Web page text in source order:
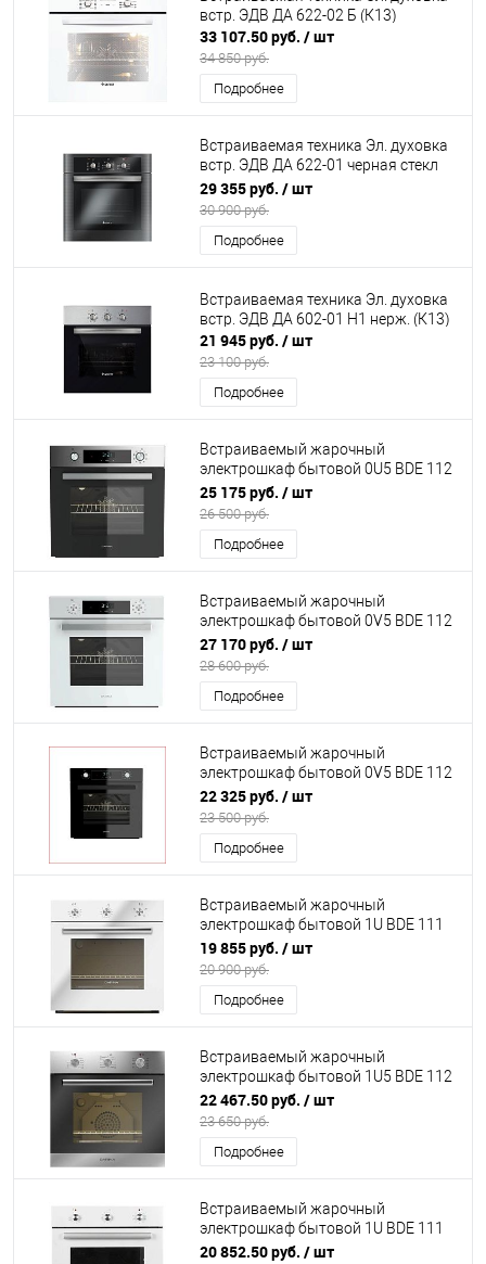
встр. ЭДВ ДА 622-02 Б (К13)
33 107.50 руб. / шт
34 850 руб.
Подробнее
Встраиваемая техника Эл. духовка
встр. ЭДВ ДА 622-01 черная стекл
фас.(К13)
29 355 руб. / шт
30 900 руб.
Подробнее
Встраиваемая техника Эл. духовка
встр. ЭДВ ДА 602-01 Н1 нерж. (К13)
21 945 руб. / шт
23 100 руб.
Подробнее
Встраиваемый жарочный
электрошкаф бытовой 0U5 BDE 112
708 X1 DARINA (К15)
25 175 руб. / шт
26 500 руб.
Подробнее
Встраиваемый жарочный
электрошкаф бытовой 0V5 BDE 112
708 W1 DARINA (К15)
27 170 руб. / шт
28 600 руб.
Подробнее
Встраиваемый жарочный
электрошкаф бытовой 0V5 BDE 112
708 B1 DARINA (К15)
22 325 руб. / шт
23 500 руб.
Подробнее
Встраиваемый жарочный
электрошкаф бытовой 1U BDE 111
701 W DARINA (К15)
19 855 руб. / шт
20 900 руб.
Подробнее
Встраиваемый жарочный
электрошкаф бытовой 1U5 BDE 112
707 X3 DARINA (К15)
22 467.50 руб. / шт
23 650 руб.
Подробнее
Встраиваемый жарочный
электрошкаф бытовой 1U BDE 111
707 W DARINA (К15)
20 852.50 руб. / шт